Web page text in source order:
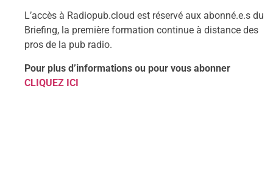
L’accès à Radiopub.cloud est réservé aux abonné.e.s du
Briefing, la première formation continue à distance des
pros de la pub radio.
Pour plus d’informations ou pour vous abonner
CLIQUEZ ICI